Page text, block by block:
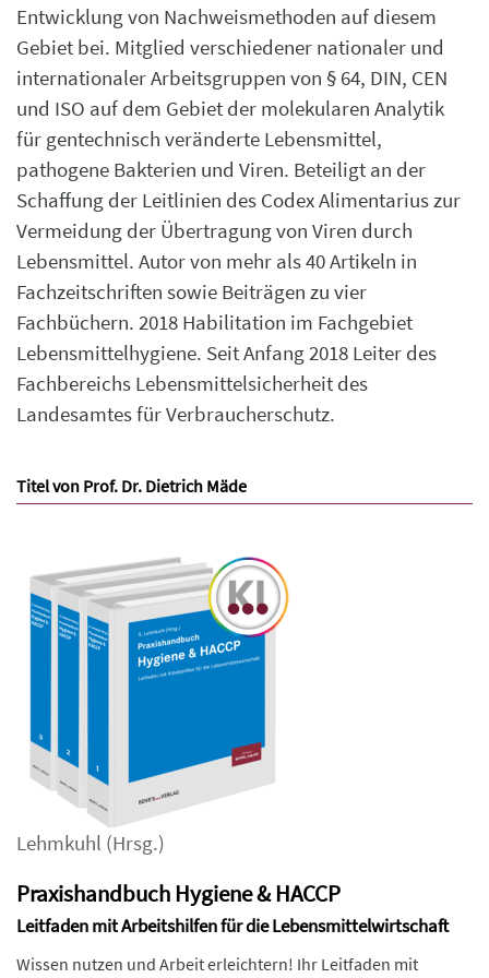
Entwicklung von Nachweismethoden auf diesem
Gebiet bei. Mitglied verschiedener nationaler und
internationaler Arbeitsgruppen von § 64, DIN, CEN
und ISO auf dem Gebiet der molekularen Analytik
für gentechnisch veränderte Lebensmittel,
pathogene Bakterien und Viren. Beteiligt an der
Schaffung der Leitlinien des Codex Alimentarius zur
Vermeidung der Übertragung von Viren durch
Lebensmittel. Autor von mehr als 40 Artikeln in
Fachzeitschriften sowie Beiträgen zu vier
Fachbüchern. 2018 Habilitation im Fachgebiet
Lebensmittelhygiene. Seit Anfang 2018 Leiter des
Fachbereichs Lebensmittelsicherheit des
Landesamtes für Verbraucherschutz.
Titel von Prof. Dr. Dietrich Mäde
Lehmkuhl (Hrsg.)
Praxishandbuch Hygiene & HACCP
Leitfaden mit Arbeitshilfen für die Lebensmittelwirtschaft
Wissen nutzen und Arbeit erleichtern! Ihr Leitfaden mit